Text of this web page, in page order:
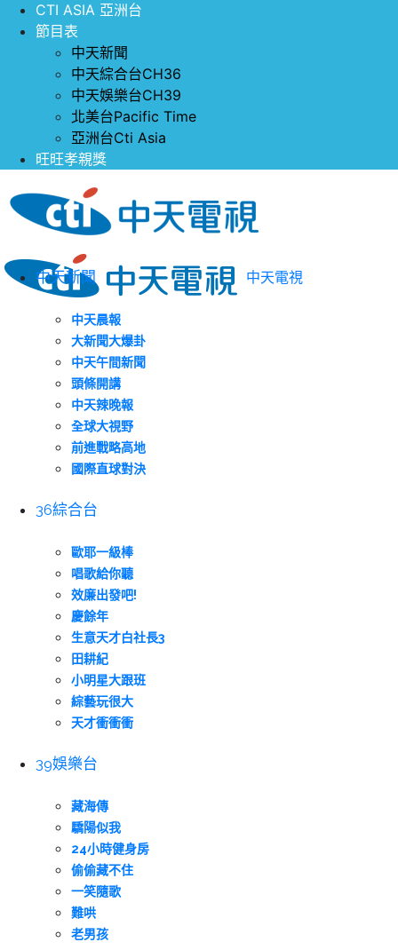
CTI ASIA 亞洲台
節目表
中天新聞
中天綜合台CH36
中天娛樂台CH39
北美台Pacific Time
亞洲台Cti Asia
旺旺孝親獎
中天電視
中天新聞
中天晨報
大新聞大爆卦
中天午間新聞
頭條開講
中天辣晚報
全球大視野
前進戰略高地
國際直球對決
36綜合台
歐耶一級棒
唱歌給你聽
效廉出發吧!
慶餘年
生意天才白社長3
田耕紀
小明星大跟班
綜藝玩很大
天才衝衝衝
39娛樂台
藏海傳
驕陽似我
24小時健身房
偷偷藏不住
一笑隨歌
難哄
老男孩